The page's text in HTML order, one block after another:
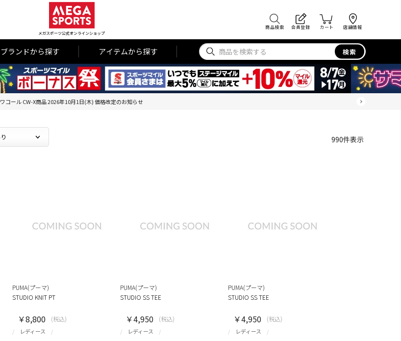
メガスポーツ公式オンラインショップ
商品検索 会員登録 カート 店舗情報
ブランドから探す アイテムから探す 検索
ワコール CW-X商品 2026年10月1日(木) 価格改定のお知らせ
990件表示
PUMA(プーマ)
STUDIO KNIT PT
レディース
￥8,800 (税込)
PUMA(プーマ)
STUDIO SS TEE
レディース
￥4,950 (税込)
PUMA(プーマ)
STUDIO SS TEE
レディース
￥4,950 (税込)